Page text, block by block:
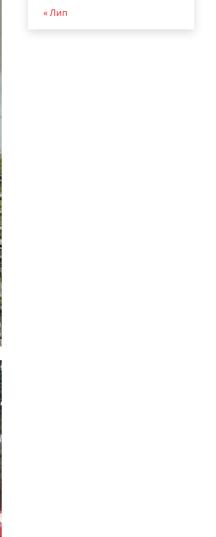
« Лип